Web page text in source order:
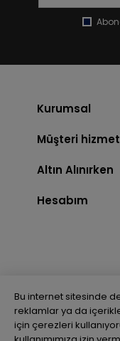
Kurumsal
Müşteri
Altın Alınırken
Hesabım
Bu internet sitesinde
reklamlar ya da
için çerezleri